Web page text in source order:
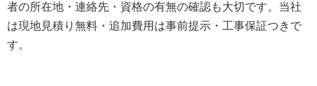
者の所在地・連絡先・資格の有無の確認も大切です。当社
は現地見積り無料・追加費用は事前提示・工事保証つきで
す。